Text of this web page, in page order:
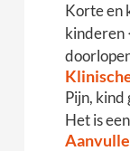
Korte en
kinderen
Pijn, kind
Het is